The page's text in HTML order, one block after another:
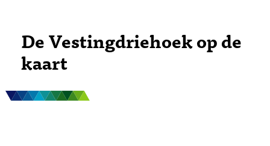
De Vestingdriehoek op de
kaart